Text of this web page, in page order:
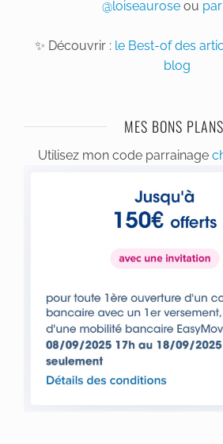
@loiseaurose ou
✨ Découvrir : le Best-of des
blog
MES BONS
Utilisez mon code parrainage